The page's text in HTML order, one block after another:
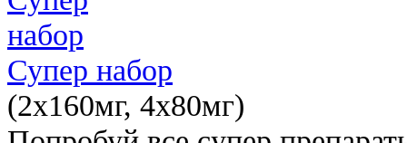
Супер набор
(2х160мг, 4х80мг)